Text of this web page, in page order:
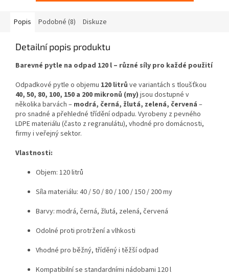
Popis Podobné (8) Diskuze
Detailní popis produktu
Barevné pytle na odpad 120 l – různé síly pro každé použití
Odpadkové pytle o objemu 120 litrů ve variantách s tloušťkou
40, 50, 80, 100, 150 a 200 mikronů (my) jsou dostupné v
několika barvách – modrá, černá, žlutá, zelená, červená –
pro snadné a přehledné třídění odpadu. Vyrobeny z pevného
LDPE materiálu (často z regranulátu), vhodné pro domácnosti,
firmy i veřejný sektor.
Vlastnosti:
Objem: 120 litrů
Síla materiálu: 40 / 50 / 80 / 100 / 150 / 200 my
Barvy: modrá, černá, žlutá, zelená, červená
Odolné proti protržení a vlhkosti
Vhodné pro běžný, tříděný i těžší odpad
Kompatibilní se standardními nádobami 120 l